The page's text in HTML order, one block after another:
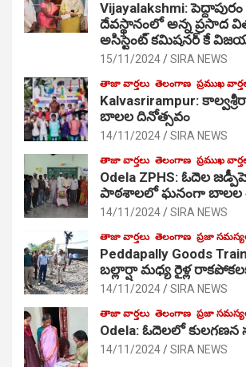
Vijayalakshmi:
దేవస్థానంలో అన్న ప్రసాద
అసిస్టెంట్ కమిషనర్ కే
15/11/2024 SIRA NEWS
తాజా వార్తలు తెలంగాణ ప్రముఖ
Kalvasrirampur:
బాలల దినోత్సవం
14/11/2024 SIRA NEWS
తాజా వార్తలు తెలంగాణ ప్రముఖ
Odela ZPHS: ఓదెల
పాఠ‌శాల‌లో ఘనంగా బాలల
14/11/2024 SIRA NEWS
తాజా వార్తలు తెలంగాణ ప్రజా
Peddapally Goods
బల్లార్షా మధ్య రైళ్ల
14/11/2024 SIRA NEWS
తాజా వార్తలు తెలంగాణ ప్రజా
Odela: ఓదెలలో కులగణన
14/11/2024 SIRA NEWS